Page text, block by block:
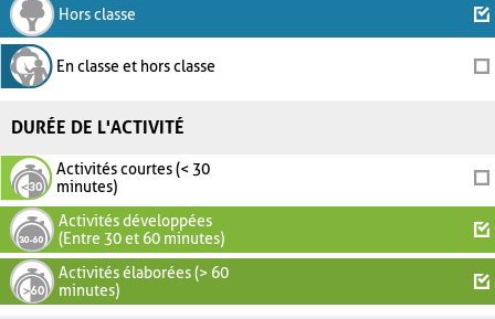
Hors classe
En classe et hors classe
DURÉE DE L'ACTIVITÉ
Activités courtes (< 30
minutes)
Activités développées
(Entre 30 et 60 minutes)
Activités élaborées (> 60
minutes)